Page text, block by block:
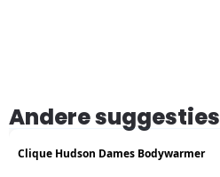
Andere suggesties
Clique Hudson Dames Bodywarmer